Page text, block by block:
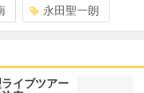
永田聖一朗
イブツアー